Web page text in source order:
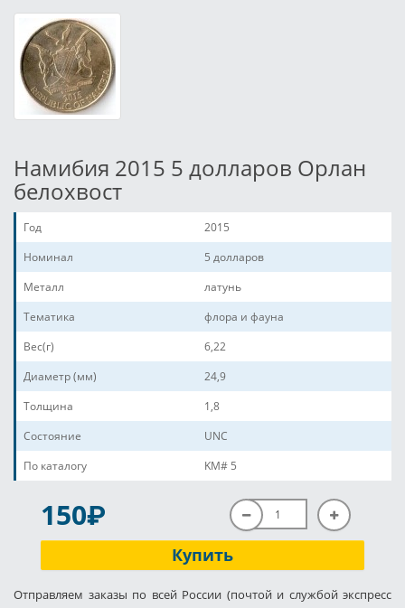
Намибия 2015 5 долларов Орлан
белохвост
Год
2015
Номинал
5 долларов
Металл
латунь
Тематика
флора и фауна
Вес(г)
6,22
Диаметр (мм)
24,9
Толщина
1,8
Состояние
UNC
По каталогу
KM# 5
150P
Купить
Отправляем заказы по всей России (почтой и службой экспресс